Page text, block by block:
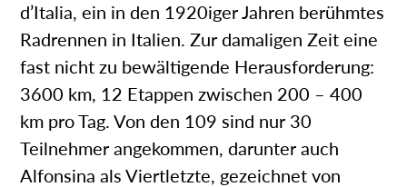
d’Italia, ein in den 1920iger Jahren berühmtes
Radrennen in Italien. Zur damaligen Zeit eine
fast nicht zu bewältigende Herausforderung:
3600 km, 12 Etappen zwischen 200 – 400
km pro Tag. Von den 109 sind nur 30
Teilnehmer angekommen, darunter auch
Alfonsina als Viertletzte, gezeichnet von